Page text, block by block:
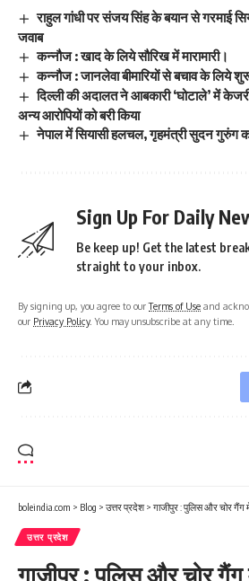
राहुल गांधी पर संजय सिंह के बयान से गरमाई
जवाब
कन्नौज : खाद के लिये सौरिख में मारामारी।
कन्नौज : जानलेवा बीमारियों से बचाव के
दिल्ली की अदालत ने आबकारी ‘घोटाले’ में
अन्य आरोपियों को बरी किया
नेपाल में सियासी हलचल, गृहमंत्री सुदन गुरुंग
Sign Up For Daily
Be keep up! Get the latest
straight to your inbox.
By signing up, you agree to ourTerms of Use and
our Privacy Policy. You may unsubscribe at any time.
boleindia.com > Blog > उत्तर प्रदेश> गाजीपुर : पुलिस और चोर गैंग में मुठभेड़: 4 अन्तर्राज्यीय
उत्तर प्रदेश
गाजीपुर : पुलिस और चोर